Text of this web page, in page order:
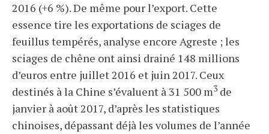
2016 (+6 %). De même pour l’export. Cette
essence tire les exportations de sciages de
feuillus tempérés, analyse encore Agreste ; les
sciages de chêne ont ainsi drainé 148 millions
d’euros entre juillet 2016 et juin 2017. Ceux
destinés à la Chine s’évaluent à 31 500 m3de
janvier à août 2017, d’après les statistiques
chinoises, dépassant déjà les volumes de l’année